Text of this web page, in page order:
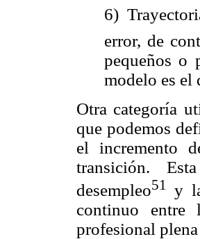
6)
error, de
pequeños o
modelo es el
Otra categoría
que podemos
el incremento
transición.
desempleo51y
continuo entre
profesional